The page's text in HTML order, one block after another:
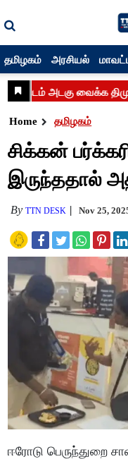
தமிழகம் அரசியல்
Home தமிழகம்
சிக்கன்
இருந்ததால்
ByTTN DESK Nov 25,
ஈரோடு பெருந்துறை